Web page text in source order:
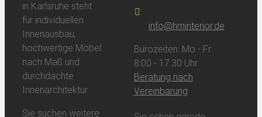
in Karlsruhe steht
für individuellen
Innenausbau,
hochwertige Möbel
nach Maß und
durchdachte
Innenarchitektur.
Sie suchen weitere
info@hminterior.de
Bürozeiten: Mo - Fr
8:00 - 17:30 Uhr
Beratung nach
Vereinbarung